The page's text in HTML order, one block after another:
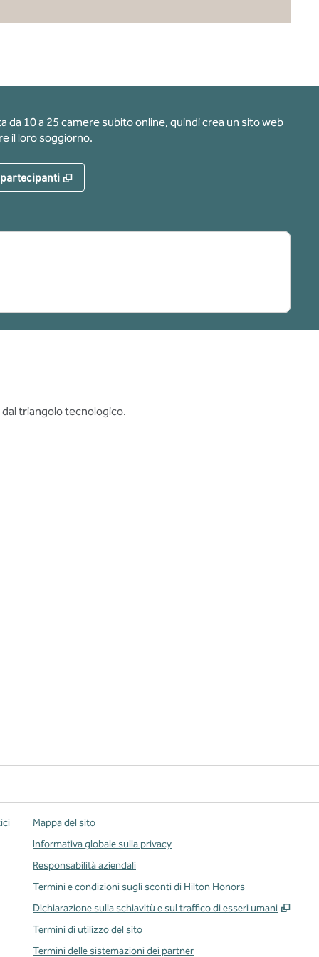
10 a 25 camere subito online, quindi crea un sito web
il loro soggiorno.
,
triangolo tecnologico.
Mappa del sito
Informativa globale sulla privacy
Responsabilità aziendali
Termini e condizioni sugli sconti di Hilton Honors
Dichiarazione sulla schiavitù e sul traffico di esseri umani
,
Termini di utilizzo del sito
Termini delle sistemazioni dei partner